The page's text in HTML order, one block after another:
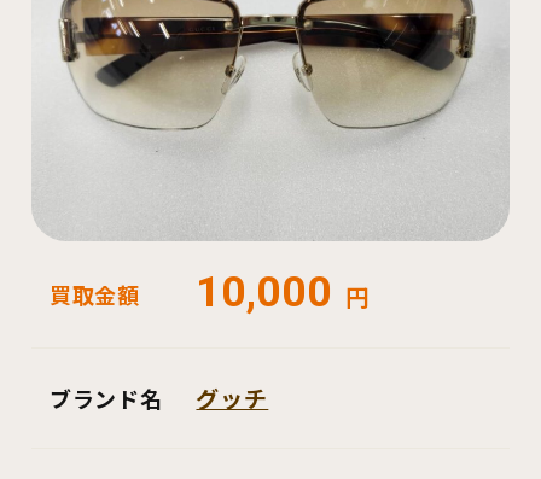
買取金額 10,000 円
ブランド名 グッチ